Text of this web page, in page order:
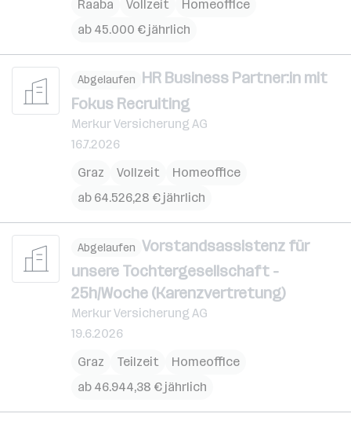
Raaba Vollzeit
Homeoffice
ab 45.000 € jährlich
Abgelaufen HR Business Partner:in mit
Fokus Recruiting
Merkur Versicherung AG
16.7.2026
Graz
Vollzeit
Homeoffice
ab 64.526,28 € jährlich
Abgelaufen Vorstandsassistenz für
unsere Tochtergesellschaft -
25h/Woche (Karenzvertretung)
Merkur Versicherung AG
19.6.2026
Graz
Teilzeit
Homeoffice
ab 46.944,38 € jährlich